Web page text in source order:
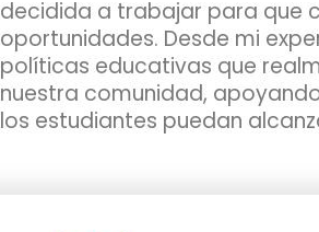
decidida a trabajar para que
oportunidades. Desde mi
políticas educativas que
nuestra comunidad,
los estudiantes puedan